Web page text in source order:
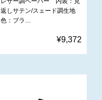
返しサテン/スェード調生地
色：ブラ…
¥9,372